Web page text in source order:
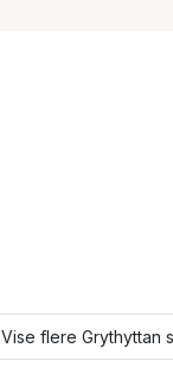
Vise flere Grythyttan